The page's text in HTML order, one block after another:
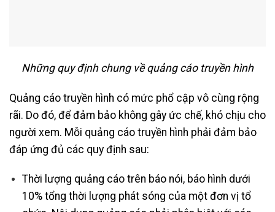
Những quy định chung về quảng cáo truyền hình
Quảng cáo truyền hình có mức phổ cập vô cùng rộng
rãi. Do đó, để đảm bảo không gây ức chế, khó chịu cho
người xem. Mỗi quảng cáo truyền hình phải đảm bảo
đáp ứng đủ các quy định sau:
Thời lượng quảng cáo trên báo nói, báo hình dưới
10% tổng thời lượng phát sóng của một đơn vị tổ